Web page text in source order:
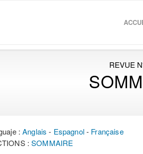
REVUE
:Anglais - Espagnol- Française
:SOMMAIRE